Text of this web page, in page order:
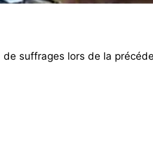
de suffrages lors de la